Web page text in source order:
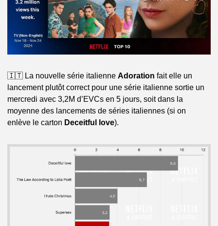
🇮🇹 La nouvelle série italienne Adoration fait elle un
lancement plutôt correct pour une série italienne sortie un
mercredi avec 3,2M d’EVCs en 5 jours, soit dans la
moyenne des lancements de séries italiennes (si on
enlève le carton Deceitful love).